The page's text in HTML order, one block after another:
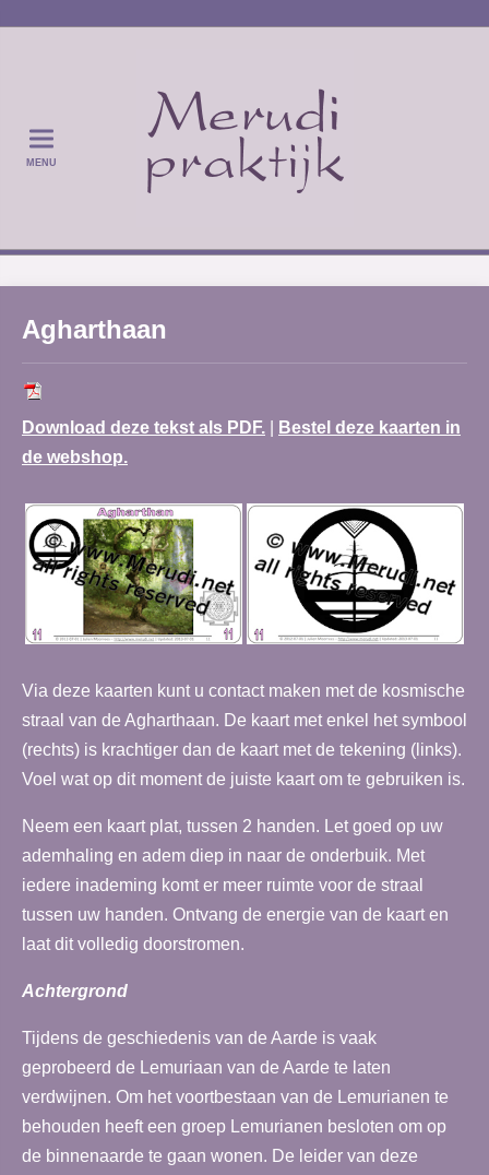
MENU
Agharthaan
Download deze tekst als PDF.
Bestel deze kaarten in
de webshop.
Via deze kaarten kunt u contact maken met de kosmische
straal van de Agharthaan. De kaart met enkel het symbool
(rechts) is krachtiger dan de kaart met de tekening (links).
Voel wat op dit moment de juiste kaart om te gebruiken is.
Neem een kaart plat, tussen 2 handen. Let goed op uw
ademhaling en adem diep in naar de onderbuik. Met
iedere inademing komt er meer ruimte voor de straal
tussen uw handen. Ontvang de energie van de kaart en
laat dit volledig doorstromen.
Achtergrond
Tijdens de geschiedenis van de Aarde is vaak
geprobeerd de Lemuriaan van de Aarde te laten
verdwijnen. Om het voortbestaan van de Lemurianen te
behouden heeft een groep Lemurianen besloten om op
de binnenaarde te gaan wonen. De leider van deze